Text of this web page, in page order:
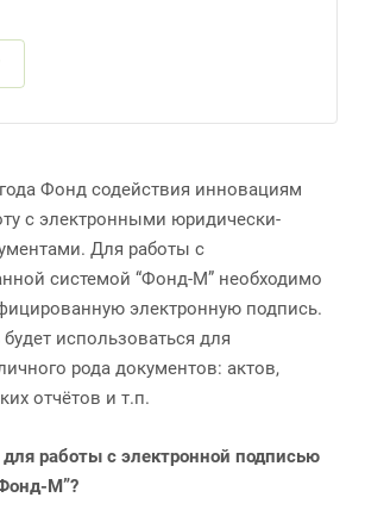
Фонд содействия инновациям
с электронными юридически-
Для работы с
системой “Фонд-М” необходимо
электронную подпись.
использоваться для
рода документов: актов,
отчётов и т.п.
работы с электронной подписью
М”?